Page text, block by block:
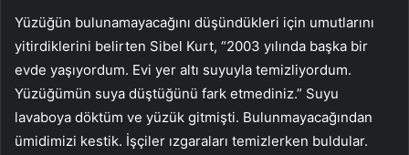
Yüzüğün bulunamayacağını düşündükleri için umutlarını
yitirdiklerini belirten Sibel Kurt, “2003 yılında başka bir
evde yaşıyordum. Evi yer altı suyuyla temizliyordum.
Yüzüğümün suya düştüğünü fark etmediniz.” Suyu
lavaboya döktüm ve yüzük gitmişti. Bulunmayacağından
ümidimizi kestik. İşçiler ızgaraları temizlerken buldular.